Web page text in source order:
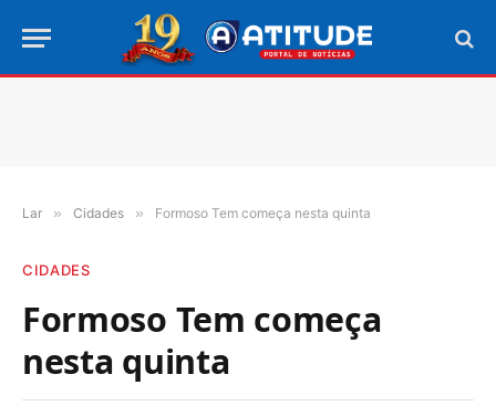
Lar » Cidades » Formoso Tem começa nesta quinta
CIDADES
Formoso Tem começa
nesta quinta